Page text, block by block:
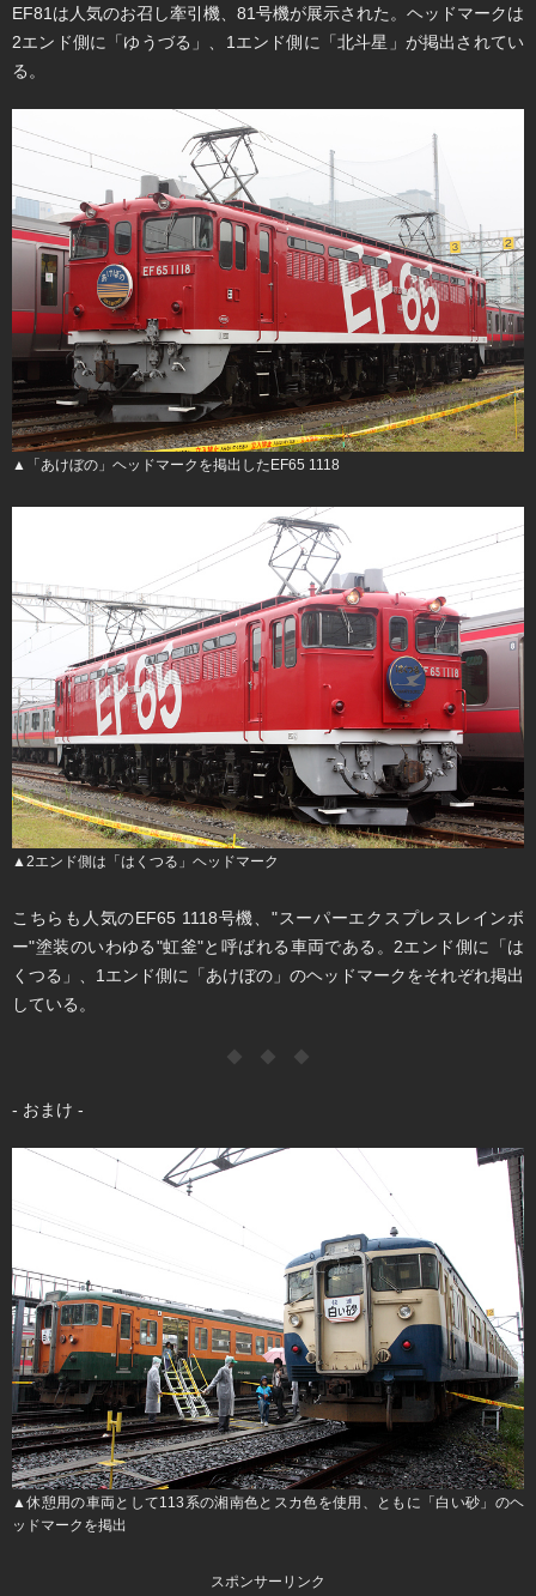
EF81は人気のお召し牽引機、81号機が展示された。ヘッドマークは
2エンド側に「ゆうづる」、1エンド側に「北斗星」が掲出されてい
る。
▲「あけぼの」ヘッドマークを掲出したEF65 1118
▲2エンド側は「はくつる」ヘッドマーク
こちらも人気のEF65 1118号機、"スーパーエクスプレスレインボ
ー"塗装のいわゆる"虹釜"と呼ばれる車両である。2エンド側に「は
くつる」、1エンド側に「あけぼの」のヘッドマークをそれぞれ掲出
している。
◆ ◆ ◆
- おまけ -
▲休憩用の車両として113系の湘南色とスカ色を使用、ともに「白い砂」のヘ
ッドマークを掲出
スポンサーリンク